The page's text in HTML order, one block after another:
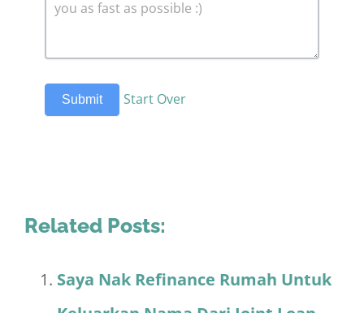
Submit Start Over
Related Posts:
Saya Nak Refinance Rumah Untuk